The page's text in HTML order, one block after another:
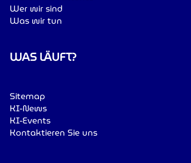
Wer wir sind
Was wir tun
WAS LÄUFT?
Sitemap
KI-News
KI-Events
Kontaktieren Sie uns